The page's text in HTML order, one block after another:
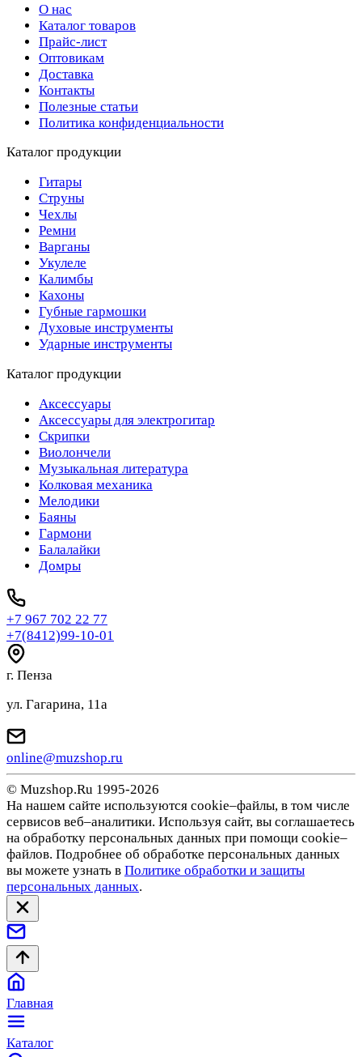
О нас
Каталог товаров
Прайс-лист
Оптовикам
Доставка
Контакты
Полезные статьи
Политика конфиденциальности
Каталог продукции
Гитары
Струны
Чехлы
Ремни
Варганы
Укулеле
Калимбы
Кахоны
Губные гармошки
Духовые инструменты
Ударные инструменты
Каталог продукции
Аксессуары
Аксессуары для электрогитар
Скрипки
Виолончели
Музыкальная литература
Колковая механика
Мелодики
Баяны
Гармони
Балалайки
Домры
+7 967 702 22 77
+7(8412)99-10-01
г. Пенза
ул. Гагарина, 11а
online@muzshop.ru
© Muzshop.Ru 1995-2026
На нашем сайте используются cookie–файлы, в том числе
сервисов веб–аналитики. Используя сайт, вы соглашаетесь
на обработку персональных данных при помощи cookie–
файлов. Подробнее об обработке персональных данных
вы можете узнать в Политике обработки и защиты
персональных данных.
Главная
Каталог